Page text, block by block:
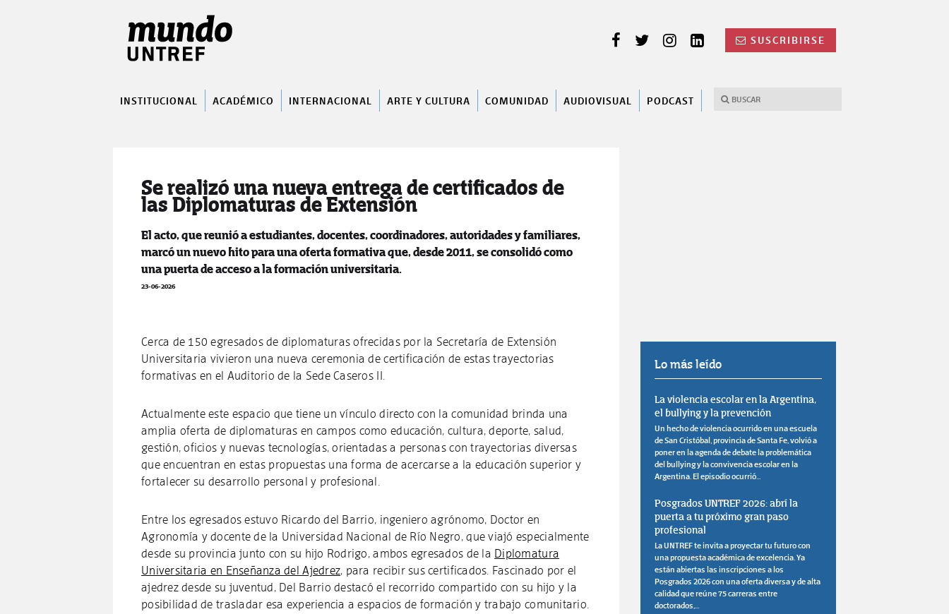
SUSCRIBIRSE
INSTITUCIONAL ACADÉMICO INTERNACIONAL ARTE Y CULTURA COMUNIDAD AUDIOVISUAL PODCAST
Se realizó una nueva entrega de certificados de
las Diplomaturas de Extensión
El acto, que reunió a estudiantes, docentes, coordinadores, autoridades y familiares,
marcó un nuevo hito para una oferta formativa que, desde 2011, se consolidó como
una puerta de acceso a la formación universitaria.
23-06-2026
Cerca de 150 egresados de diplomaturas ofrecidas por la Secretaría de Extensión
Universitaria vivieron una nueva ceremonia de certificación de estas trayectorias
formativas en el Auditorio de la Sede Caseros II.
Actualmente este espacio que tiene un vínculo directo con la comunidad brinda una
amplia oferta de diplomaturas en campos como educación, cultura, deporte, salud,
gestión, oficios y nuevas tecnologías, orientadas a personas con trayectorias diversas
que encuentran en estas propuestas una forma de acercarse a la educación superior y
fortalecer su desarrollo personal y profesional.
Entre los egresados estuvo Ricardo del Barrio, ingeniero agrónomo, Doctor en
Agronomía y docente de la Universidad Nacional de Río Negro, que viajó especialmente
desde su provincia junto con su hijo Rodrigo, ambos egresados de la Diplomatura
Universitaria en Enseñanza del Ajedrez, para recibir sus certificados. Fascinado por el
ajedrez desde su juventud, Del Barrio destacó el recorrido compartido con su hijo y la
posibilidad de trasladar esa experiencia a espacios de formación y trabajo comunitario.
Lo más leído
La violencia escolar en la Argentina,
el bullying y la prevención
Un hecho de violencia ocurrido en una escuela
de San Cristóbal, provincia de Santa Fe, volvió a
poner en la agenda de debate la problemática
del bullying y la convivencia escolar en la
Argentina. El episodio ocurrió...
Posgrados UNTREF 2026: abrí la
puerta a tu próximo gran paso
profesional
La UNTREF te invita a proyectar tu futuro con
una propuesta académica de excelencia. Ya
están abiertas las inscripciones a los
Posgrados 2026 con una oferta diversa y de alta
calidad que reúne 75 carreras entre
doctorados,...
BUSCAR